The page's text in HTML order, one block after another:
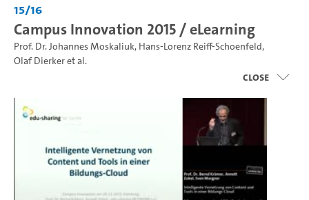
15/16
Campus Innovation 2015 / eLearning
Prof. Dr. Johannes Moskaliuk, Hans-Lorenz Reiff-Schoenfeld,
Olaf Dierkeret al.
close